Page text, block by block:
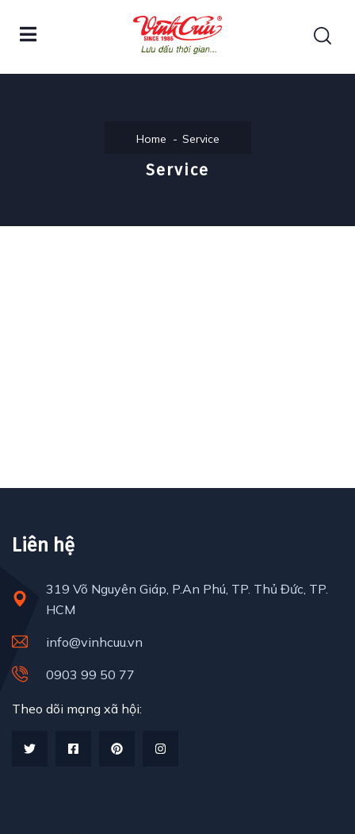
Home Service
Service
Liên hệ
319 Võ Nguyên Giáp, P.An Phú, TP. Thủ Đức, TP.
HCM
info@vinhcuu.vn
0903 99 50 77
Theo dõi mạng xã hội: